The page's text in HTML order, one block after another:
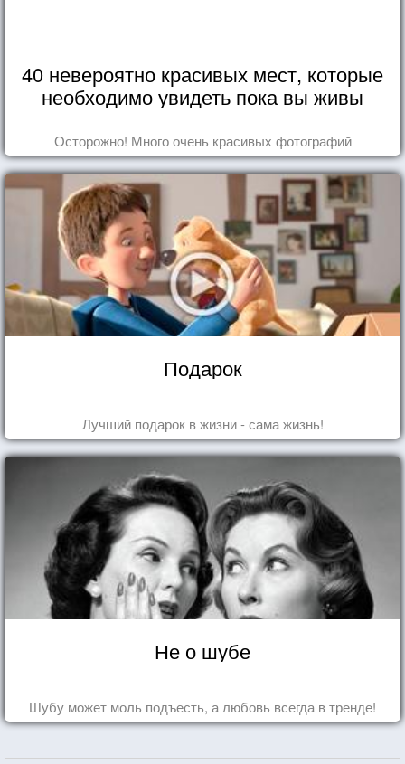
40 невероятно красивых мест, которые
необходимо увидеть пока вы живы
Осторожно! Много очень красивых фотографий
Подарок
Лучший подарок в жизни - сама жизнь!
Не о шубе
Шубу может моль подъесть, а любовь всегда в тренде!